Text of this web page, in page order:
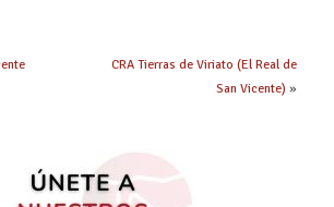
CRA Tierras de Viriato (El Real de
San Vicente) »